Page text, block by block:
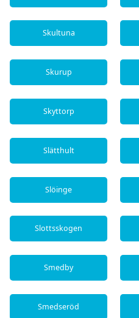
Skultuna
Skurup
Skyttorp
Slätthult
Slöinge
Slottsskogen
Smedby
Smedseröd